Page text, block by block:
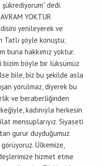
dedi.
YOKTUR
yenileyerek ve
Tatlı şöyle konuştu;
buna hakkımız yoktur.
bizim böyle bir lüksümüz
bile, biz bu şekilde asla
yorulmaz, diyerek bu
ve beraberliğinden
kadınıyla herkesin
mensuplarıyız. Siyaseti
gurur duyduğumuz
Ülkemize,
hizmet etme